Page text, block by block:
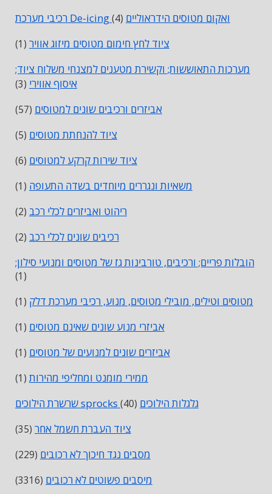
רכיבי מערכת De-icing ואקום מטוסים הידראוליים (4)
ציוד לחץ חימום מטוסים מיזוג אוויר (1)
מערכות התאוששות; וקשירת מטענים למצנחי משלוח ציוד;
איסוף אווירי (3)
אביזרים ורכיבים שונים למטוסים (57)
ציוד להנחתת מטוסים (5)
ציוד שירות קרקע למטוסים (6)
משאיות ונגררים מיוחדים בשדה התעופה (1)
ריהוט ואביזרים לכלי רכב (2)
רכיבים שונים לכלי רכב (2)
הובלות פריים; ורכיבים, טורבינות גז של מטוסים ומנועי סילון;
(1)
מטוסים וטילים, מובילי מטוסים, מנוע, רכיבי מערכת דלק (1)
אביזרי מנוע שונים שאינם מטוסים (1)
אביזרים שונים למנועים של מטוסים (1)
ממירי מומנט ומחליפי מהירות(1)
שרשרת הילוכים sprocks גלגלות הילוכים (40)
ציוד העברת חשמל אחר (35)
מסבים נגד חיכוך לא רכובים (229)
מיסבים פשוטים לא רכובים (3316)